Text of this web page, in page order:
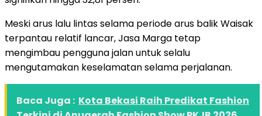
Meski arus lalu lintas selama periode arus balik Waisak
terpantau relatif lancar, Jasa Marga tetap
mengimbau pengguna jalan untuk selalu
mengutamakan keselamatan selama perjalanan.
Baca Juga : Kota Bekasi Raih Predikat Fashion